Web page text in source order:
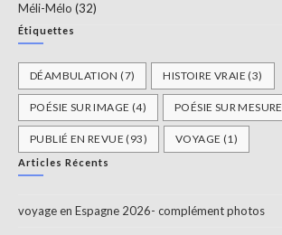
Méli-Mélo (32)
Étiquettes
DÉAMBULATION (7) HISTOIRE VRAIE (3)
POÉSIE SUR IMAGE (4) POÉSIE SUR MESURE
PUBLIÉ EN REVUE (93) VOYAGE (1)
Articles Récents
voyage en Espagne 2026- complément photos